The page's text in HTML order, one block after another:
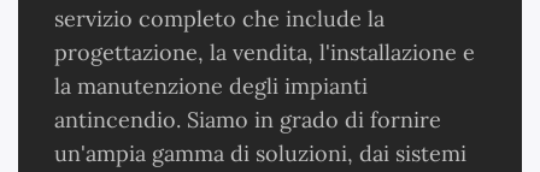
servizio completo che include la
progettazione, la vendita, l'installazione e
la manutenzione degli impianti
antincendio. Siamo in grado di fornire
un'ampia gamma di soluzioni, dai sistemi